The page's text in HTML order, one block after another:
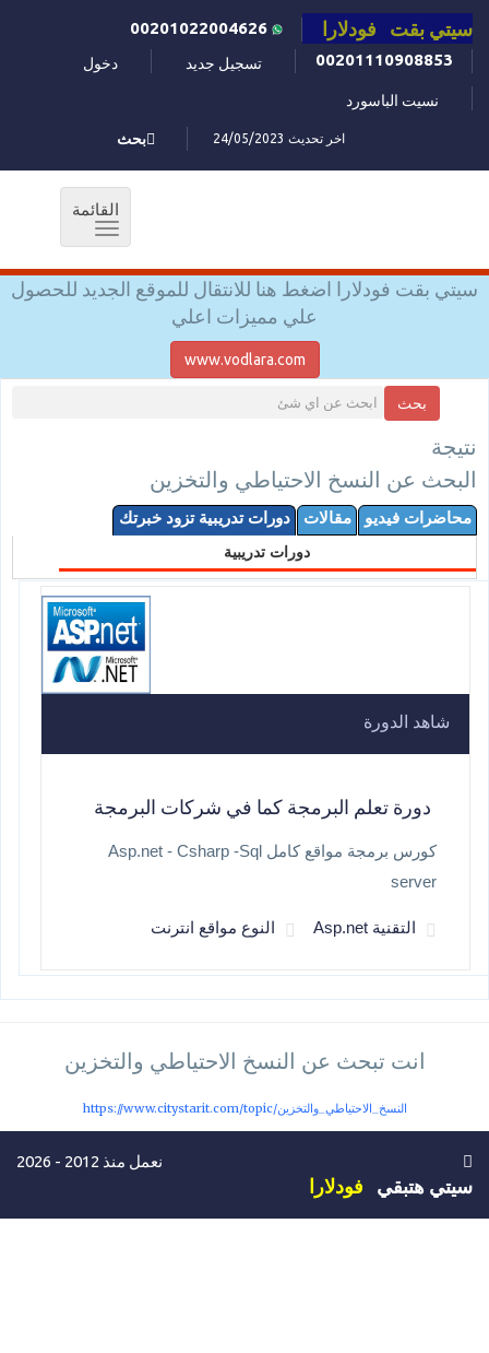
سيتي بقت فودلارا
00201110908853
تسجيل جديد دخول
نسيت الباسورد
اخر تحديث 24/05/2023 بحث
القائمة
Toggle
سيتي بقت فودلارا اضغط هنا للانتقال للموقع الجديد للحصول
علي مميزات اعلي
www.vodlara.com
بحث
نتيجة
البحث عن النسخ الاحتياطي والتخزين
محاضرات فيديو مقالات دورات تدريبية تزود خبرتك
دورات تدريبية
شاهد الدورة
دورة تعلم البرمجة كما في شركات البرمجة
كورس برمجة مواقع كامل Asp.net - Csharp -Sql
server
التقنية Asp.net النوع مواقع انترنت
انت تبحث عن النسخ الاحتياطي والتخزين
https://www.citystarit.com/topic/النسخ_الاحتياطي_والتخزين
نعمل منذ 2012 - 2026
سيتي هتبقي فودلارا